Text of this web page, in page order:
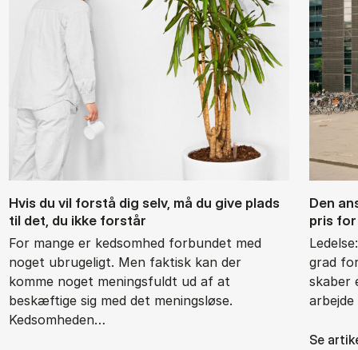
Hvis du vil for­stå dig selv, må du give plads
til det, du ikke for­står
For mange er kedsomhed forbundet med
noget ubrugeligt. Men faktisk kan der
komme noget meningsfuldt ud af at
beskæftige sig med det meningsløse.
Kedsomheden…
Den
pris
grad
skaber
Se